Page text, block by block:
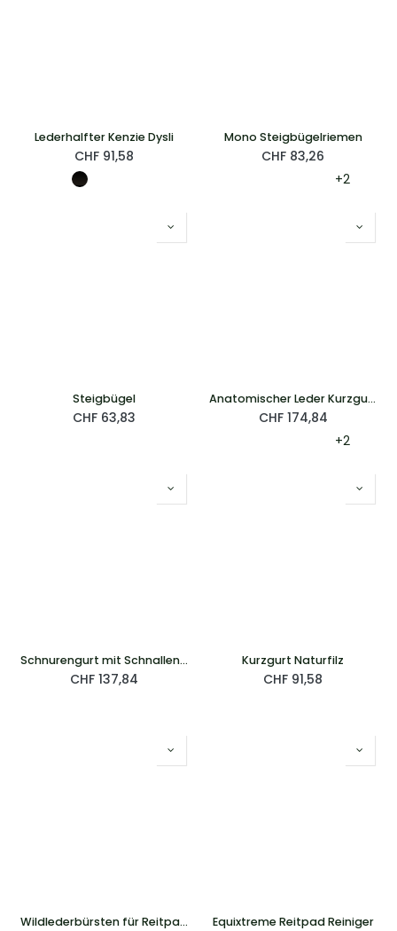
Lederhalfter Kenzie Dysli
CHF 91,58
Mono Steigbügelriemen
CHF 83,26
+2
Steigbügel
CHF 63,83
Anatomischer Leder Kurzgurt mit Schnallenabdeckung
CHF 174,84
+2
Schnurengurt mit Schnallenabdeckung
CHF 137,84
Kurzgurt Naturfilz
CHF 91,58
Wildlederbürsten für Reitpads & Paddles Equixtreme Reitpad Reiniger